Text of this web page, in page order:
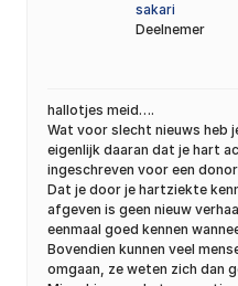
sakari
Deelnemer
hallotjes meid….
Wat voor slecht nieuws heb
eigenlijk daaran dat je hart
ingeschreven voor een
Dat je door je hartziekte
afgeven is geen nieuw
eenmaal goed kennen
Bovendien kunnen veel
omgaan, ze weten zich dan